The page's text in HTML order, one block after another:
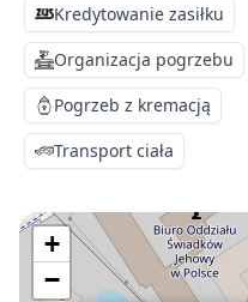
Kredytowanie zasiłku
Organizacja pogrzebu
Pogrzeb z kremacją
Transport ciała
+
−